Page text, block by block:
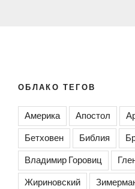
ОБЛАКО ТЕГОВ
Америка Апостол
Бетховен Библия
Владимир Горовиц
Жириновский